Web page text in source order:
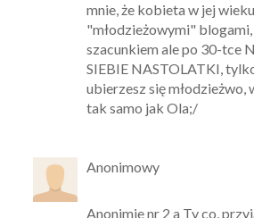
mnie, że kobieta w jej
"młodzieżowymi" blogami,
szacunkiem ale po 30-tce
SIEBIE NASTOLATKI,
ubierzesz się
tak samo jak Ola;/
Anonimowy
Anonimie nr 2 a Ty co,